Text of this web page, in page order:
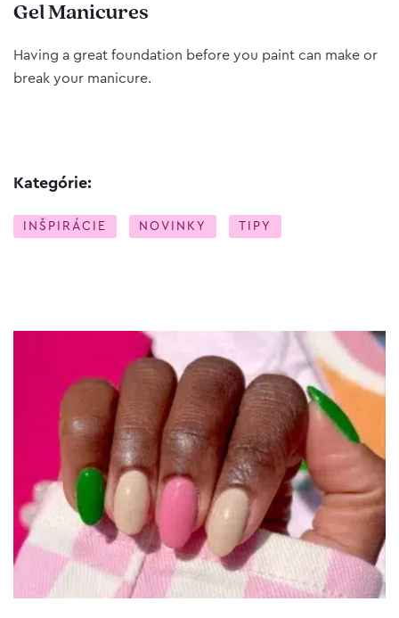
Gel Manicures
Having a great foundation before you paint can make or
break your manicure.
Kategórie:
INŠPIRÁCIE NOVINKY TIPY